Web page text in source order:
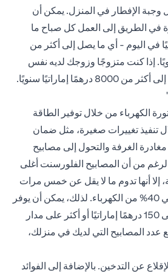
وجبة الإفطار في المنزل. يمكن أن
في الطريق إلى العمل كل صباح ما
إماراتيًا في اليوم - أي ما يصل إلى أكثر من
سنويًا. إذا كنت متزوجًا وزوجك لديه نفس
إماراتيًا سنويًا.
الكهرباء من خلال توفير الطاقة
تنفيذ تغييرات صغيرة، مثل ضمان
الغرفة والتحول إلى مصابيح
من أن المصابيح الفلورسنت أغلى
إلا أنها تدوم ما لا يقل عن خمس مرات
أكثر وتستهلك فقط حوالي 40% من الكهرباء. لذلك، يمكن أن يوفر
كل مصباح لك ما يصل إلى 150 درهمًا إماراتيًا أو أكثر على مدار
عدد المصابيح التي لديك في منزلك،
عن التدخين. بالإضافة إلى الفوائد